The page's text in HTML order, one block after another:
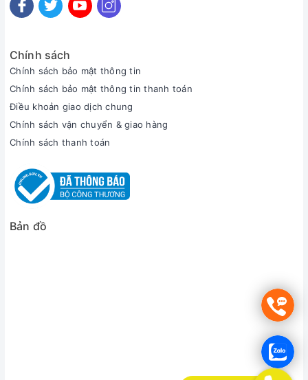
Chính sách
Chính sách bảo mật thông tin
Chính sách bảo mật thông tin thanh toán
Điều khoản giao dịch chung
Chính sách vận chuyển & giao hàng
Chính sách thanh toán
Bản đồ